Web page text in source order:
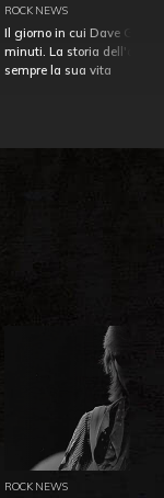
ROCK NEWS
Il giorno in cui Dave
minuti. La storia
sempre la sua vita
ROCK NEWS